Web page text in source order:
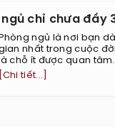
ngủ chỉ chưa đầy
Phòng ngủ là nơi bạn
nhất trong cuộc
là chỗ ít được quan tâm.
[Chi tiết...]